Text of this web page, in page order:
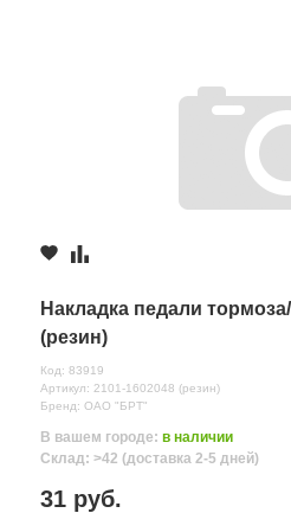
Накладка педали
(резин)
Код: 83919
Артикул: 2101-1602048 (резин)
Бренд: ОАО "БРТ"
В вашем городе: в наличии
Склад: >42 (доставка 2-5 дней)
31 руб.